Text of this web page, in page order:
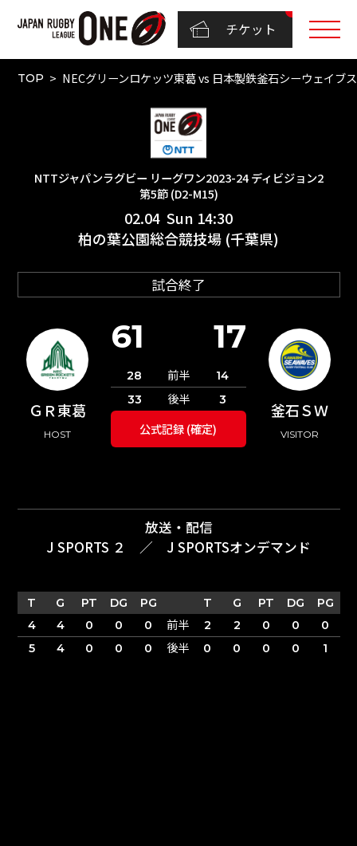
チケット
TOP NECグリーンロケッツ東葛 vs 日本製鉄釜石シーウェイ
NTTジャパンラグビー リーグワン2023-24 ディビジョン2
第5節 (D2-M15)
02.04 Sun 14:30
柏の葉公園総合競技場 (千葉県)
試合終了
ＧＲ東葛
HOST
釜石ＳＷ
VISITOR
61 17
28 前半
14
33
後半 3
公式記録 (確定)
放送・配信
J SPORTS ２
／ J SPORTSオンデマンド
T G PT DG PG T G PT DG
PG
4
4 0 0 0 前半 2 2 0 0
0
5
4 0 0 0 後半 0 0 0 0 1